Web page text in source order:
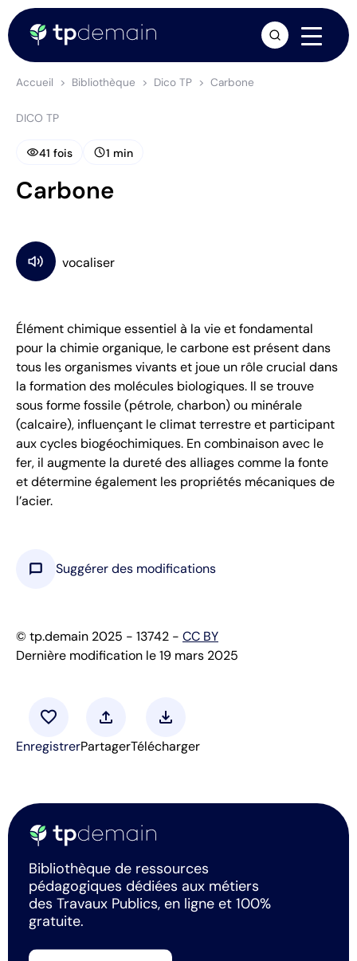
Accueil Bibliothèque Dico TP Carbone
DICO TP
visibility41 fois schedule1 min
Carbone
Élément chimique essentiel à la vie et fondamental
pour la chimie organique, le carbone est présent dans
tous les organismes vivants et joue un rôle crucial dans
la formation des molécules biologiques. Il se trouve
sous forme fossile (pétrole, charbon) ou minérale
(calcaire), influençant le climat terrestre et participant
aux cycles biogéochimiques. En combinaison avec le
fer, il augmente la dureté des alliages comme la fonte
et détermine également les propriétés mécaniques de
l’acier.
chat_bubble Suggérer des modifications
© tp.demain 2025 - 13742 - CC BY
Dernière modification le 19 mars 2025
favorite
Enregistrer
upload
Partager
download
Télécharger
Bibliothèque de ressources
pédagogiques dédiées aux métiers
des Travaux Publics, en ligne et 100%
gratuite.
arrow_forward